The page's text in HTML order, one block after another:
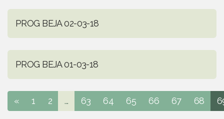
PROG BEJA 02-03-18
PROG BEJA 01-03-18
« 1 2 ... 63 64 65 66 67 68